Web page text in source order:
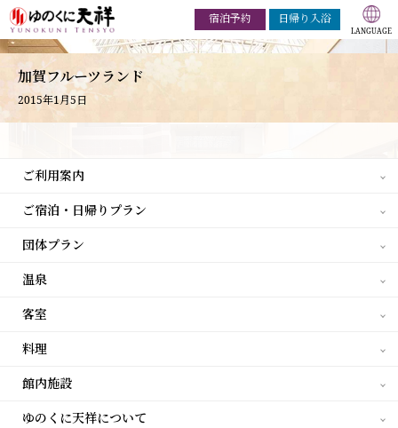
宿泊予約 日帰り入浴
加賀フルーツランド
2015年1月5日
ご利用案内
ご宿泊・日帰りプラン
団体プラン
温泉
客室
料理
館内施設
ゆのくに天祥について